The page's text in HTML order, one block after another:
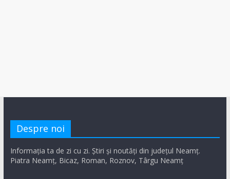
Despre noi
Informația ta de zi cu zi. Știri și noutăți din județul Neamț.
Piatra Neamț, Bicaz, Roman, Roznov, Târgu Neamț